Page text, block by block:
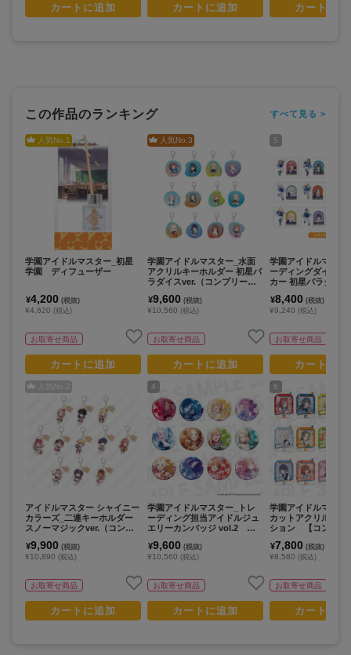
カートに追加 カートに追加 カートに
この作品のランキング すべて見る >
人気No.1
学園アイドルマスター_初星
学園 ディフューザー
¥4,200 (税抜)
¥4,620 (税込)
お取寄せ商品
カートに追加
人気No. 2
アイドルマスター シャイニー
カラーズ_二連キーホルダー
スノーマジックver.（コンプ
¥9,900 (税抜)
¥10,890 (税込)
お取寄せ商品
カートに追加
人気No.3
学園アイドルマスター_水面
アクリルキーホルダー 初星パ
ラダイスver.（コンプリート
¥9,600 (税抜)
¥10,560 (税込)
お取寄せ商品
カートに追加
4
学園アイドルマスター_トレ
ーディング担当アイドルジュ
エリーカンバッジ vol.2
り】
¥9,600 (税抜)
¥10,560 (税込)
お取寄せ商品
カートに追加
5
学園アイドルマスタ
ーディングダイカッ
カー 初星パラダイ
り）
¥8,400 (税抜)
¥9,240 (税込)
お取寄せ商品
カートに
6
学園アイドルマスタ
カットアクリルカー
ション 【コンプリ
¥7,800 (税抜)
¥8,580 (税込)
お取寄せ商品
カートに